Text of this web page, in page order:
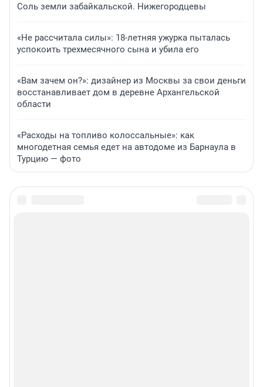
Соль земли забайкальской. Нижегородцевы
«Не рассчитала силы»: 18-летняя ужурка пыталась
успокоить трехмесячного сына и убила его
«Вам зачем он?»: дизайнер из Москвы за свои деньги
восстанавливает дом в деревне Архангельской
области
«Расходы на топливо колоссальные»: как
многодетная семья едет на автодоме из Барнаула в
Турцию — фото